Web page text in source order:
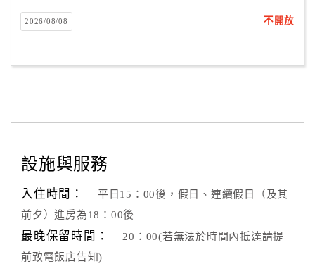
2026/08/08 不開放
設施與服務
入住時間：
平日15：00後，假日、連續假日（及其
前夕）進房為18：00後
最晚保留時間：
20：00(若無法於時間內抵達請提
前致電飯店告知)